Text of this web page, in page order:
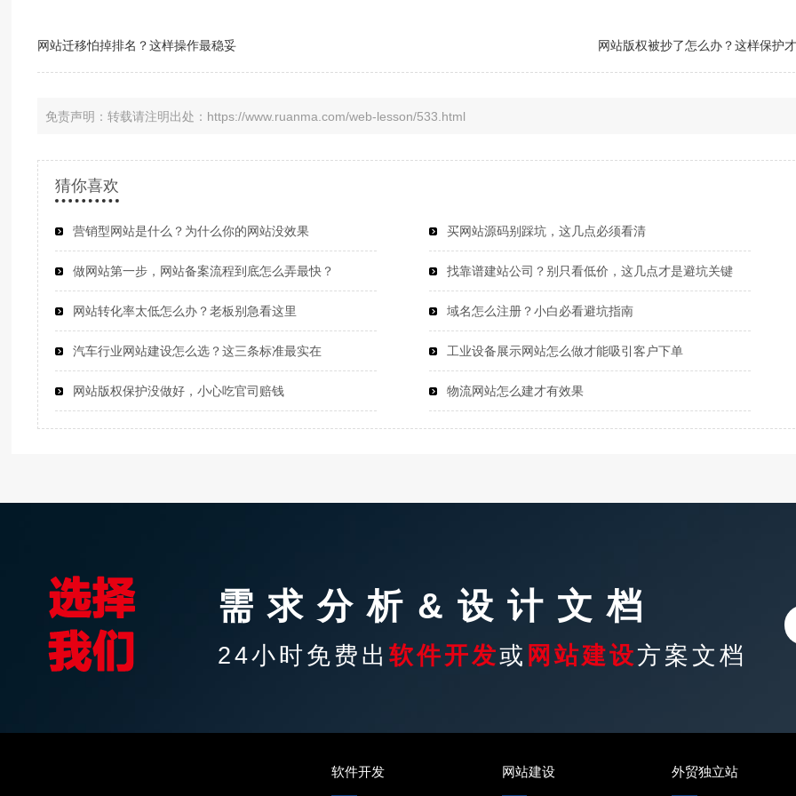
网站迁移怕掉排名？这样操作最稳妥 网站版权被抄了怎么办？这样保护
免责声明：转载请注明出处：https://www.ruanma.com/web-lesson/533.html
猜你喜欢
营销型网站是什么？为什么你的网站没效果 买网站源码别踩坑，这几点必须看清
做网站第一步，网站备案流程到底怎么弄最快？ 找靠谱建站公司？别只看低价，这几点才是避坑关键
网站转化率太低怎么办？老板别急看这里 域名怎么注册？小白必看避坑指南
汽车行业网站建设怎么选？这三条标准最实在 工业设备展示网站怎么做才能吸引客户下单
网站版权保护没做好，小心吃官司赔钱 物流网站怎么建才有效果
需求分析&设计文档
24小时免费出 软件开发或 网站建设方案文档
软件开发 网站建设 外贸独立站